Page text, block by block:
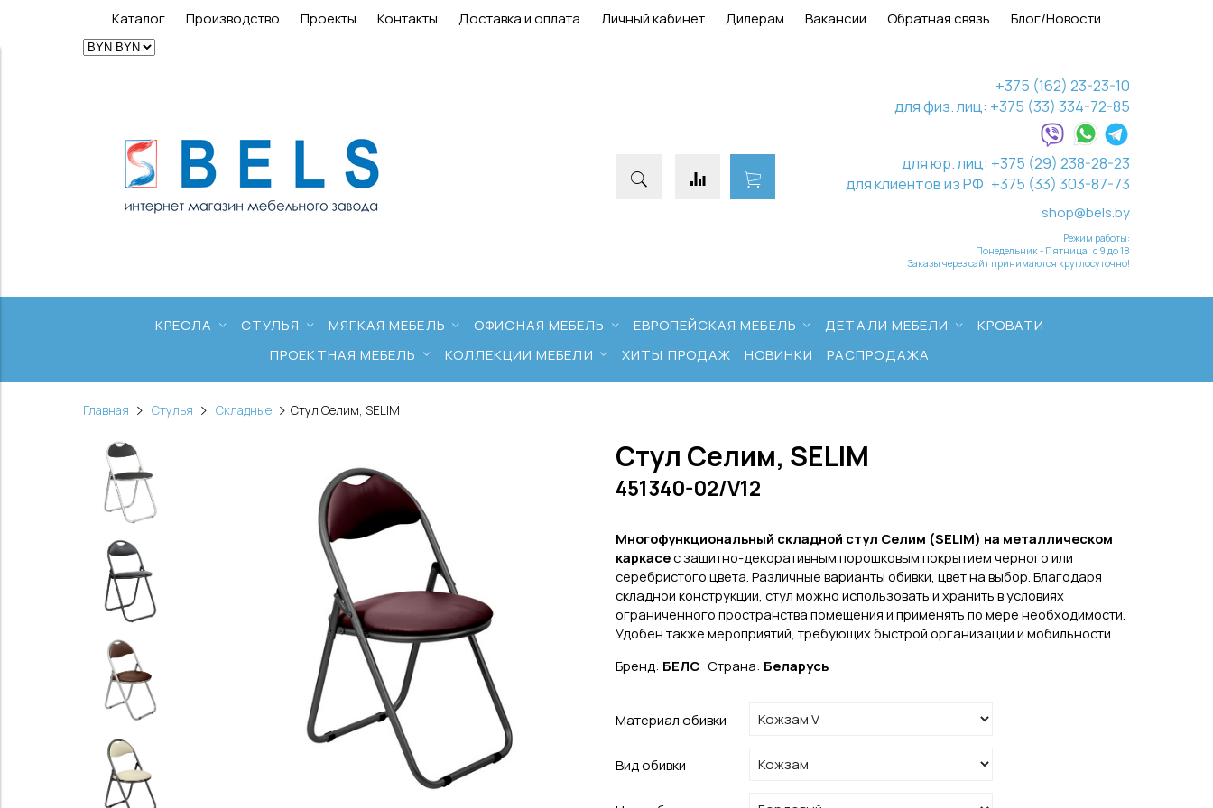
Каталог Производство Проекты Контакты Доставка и оплата Личный кабинет Дилерам Вакансии Обратная связь Блог/Новости
+375 (162) 23-23-10
для физ. лиц: +375 (33) 334-72-85
для юр. лиц: +375 (29) 238-28-23
для клиентов из РФ: +375 (33) 303-87-73
shop@bels.by
Режим работы:
Понедельник - Пятница с 9 до 18
Заказы через сайт принимаются круглосуточно!
КРЕСЛА СТУЛЬЯ МЯГКАЯ МЕБЕЛЬ ОФИСНАЯ МЕБЕЛЬ ЕВРОПЕЙСКАЯ МЕБЕЛЬ ДЕТАЛИ МЕБЕЛИ
КРОВАТИ
ПРОЕКТНАЯ МЕБЕЛЬ
КОЛЛЕКЦИИ МЕБЕЛИ ХИТЫ ПРОДАЖ НОВИНКИ РАСПРОДАЖА
Главная Стулья Складные Стул Селим, SELIM
Стул Селим, SELIM
451340-02/V12
Многофункциональный складной стул Селим (SELIM) на металлическом
каркасес защитно-декоративным порошковым покрытием черного или
серебристого цвета. Различные варианты обивки, цвет на выбор. Благодаря
складной конструкции, стул можно использовать и хранить в условиях
ограниченного пространства помещения и применять по мере необходимости.
Удобен также мероприятий, требующих быстрой организации и мобильности.
Бренд: БЕЛС Страна: Беларусь
Материал обивки
Вид обивки